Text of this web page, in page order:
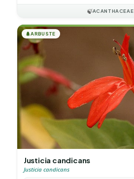
🍃ACANTHACEAE
🌲ARBUSTE
Justicia candicans
Justicia candicans